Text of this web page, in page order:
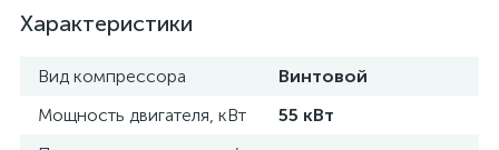
Характеристики
Вид компрессора
Винтовой
Мощность двигателя, кВт
55 кВт